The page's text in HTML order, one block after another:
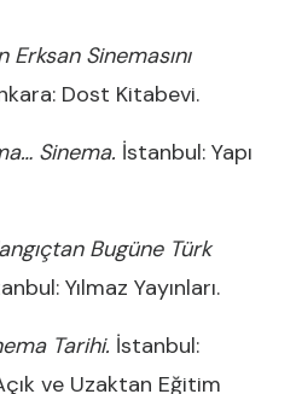
Erksan Sinemasını
Dost Kitabevi.
Sinema. İstanbul: Yapı
Bugüne Türk
Yılmaz Yayınları.
Tarihi. İstanbul:
ve Uzaktan Eğitim